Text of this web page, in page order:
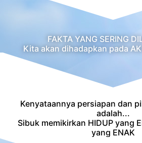
FAKTA YANG SERING
Kita akan dihadapkan pada
Kenyataannya persiapan dan
adalah...
Sibuk memikirkan HIDUP yang
yang ENAK